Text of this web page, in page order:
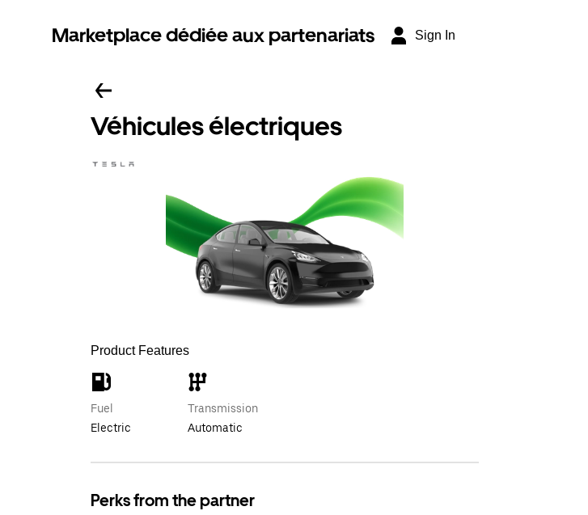
Marketplace dédiée aux partenariats Sign In
Véhicules électriques
Product Features
Fuel
Electric
Transmission
Automatic
Perks from the partner